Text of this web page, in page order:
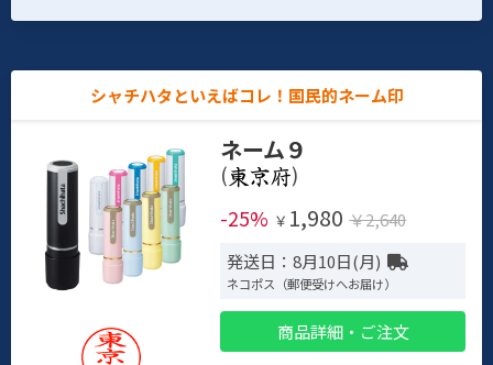
シャチハタといえばコレ！国民的ネーム印
ネーム９
(
)
-25% ￥ 1,980 ￥2,640
発送日：8月10日(月)
ネコポス（郵便受けへお届け）
商品詳細・ご注文